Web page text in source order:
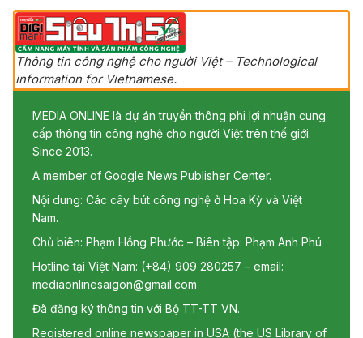
Thông tin công nghệ cho người Việt – Technological
information for Vietnamese.
MEDIA ONLINE là dự án truyền thông phi lợi nhuận cung
cấp thông tin công nghệ cho người Việt trên thế giới.
Since 2013.
A member of Google News Publisher Center.
Nội dung: Các cây bút công nghệ ở Hoa Kỳ và Việt
Nam.
Chủ biên: Phạm Hồng Phước – Biên tập: Phạm Anh Phú
Hotline tại Việt Nam: (+84) 909 280257 – email:
mediaonlinesaigon@gmail.com
Đã đăng ký thông tin với Bộ TT-TT VN.
Registered online newspaper in USA (the US Library of